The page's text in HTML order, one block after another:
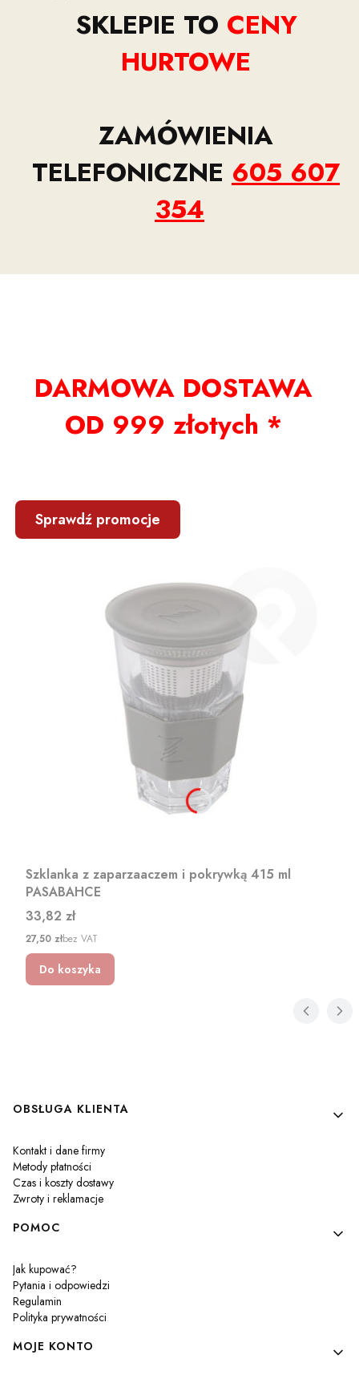
SKLEPIE TO CENY
HURTOWE
ZAMÓWIENIA
TELEFONICZNE 605 607
354
DARMOWA DOSTAWA
OD 999 złotych *
Sprawdź promocje
Szklanka z zaparzaaczem i pokrywką 415 ml
PASABAHCE
Cena
33,82 zł
Cena
27,50 złbez VAT
Do koszyka
Linki w stopce
OBSŁUGA KLIENTA
Kontakt i dane firmy
Metody płatności
Czas i koszty dostawy
Zwroty i reklamacje
POMOC
Jak kupować?
Pytania i odpowiedzi
Regulamin
Polityka prywatności
MOJE KONTO